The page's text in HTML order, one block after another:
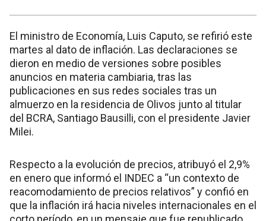
El ministro de Economía, Luis Caputo, se refirió este
martes al dato de inflación. Las declaraciones se
dieron en medio de versiones sobre posibles
anuncios en materia cambiaria, tras las
publicaciones en sus redes sociales tras un
almuerzo en la residencia de Olivos junto al titular
del BCRA, Santiago Bausilli, con el presidente Javier
Milei.
Respecto a la evolución de precios, atribuyó el 2,9%
en enero que informó el INDEC a “un contexto de
reacomodamiento de precios relativos” y confió en
que la inflación irá hacia niveles internacionales en el